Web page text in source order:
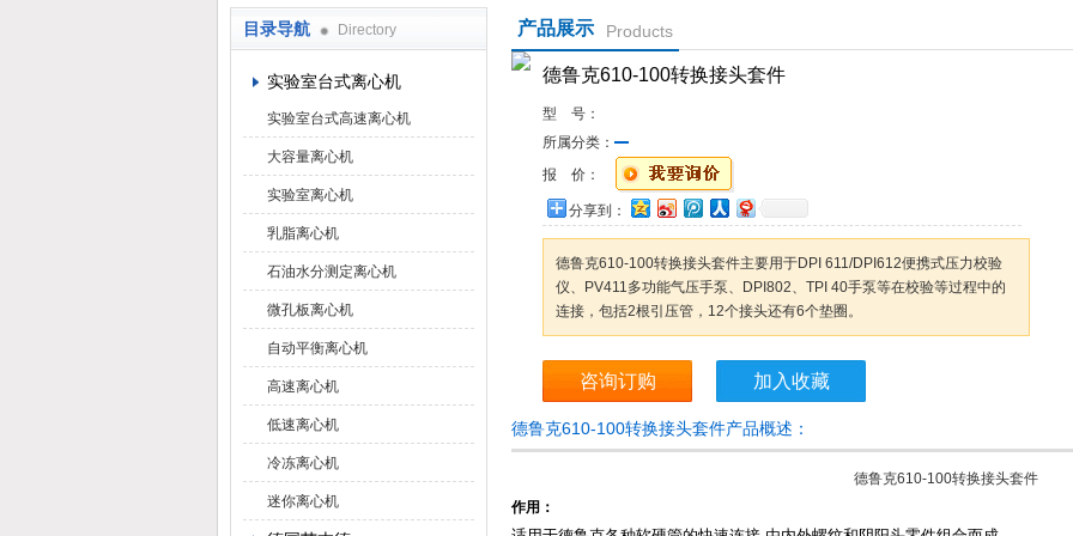
目录导航 Directory
实验室台式离心机
实验室台式高速离心机
大容量离心机
实验室离心机
乳脂离心机
石油水分测定离心机
微孔板离心机
自动平衡离心机
高速离心机
低速离心机
冷冻离心机
迷你离心机
产品展示 Products
德鲁克610-100转换接头套件
型 号：
所属分类：
报 价：
分享到：
德鲁克610-100转换接头套件主要用于DPI 611/DPI612便携式压力校验
仪、PV411多功能气压手泵、DPI802、TPI 40手泵等在校验等过程中的
连接，包括2根引压管，12个接头还有6个垫圈。
咨询订购 加入收藏
德鲁克610-100转换接头套件产品概述：
德鲁克610-100转换接头套件
作用：